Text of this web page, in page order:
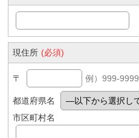
現住所 (必須)
〒 例）999-9999
都道府県名
市区町村名